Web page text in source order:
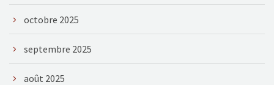
octobre 2025
septembre 2025
août 2025